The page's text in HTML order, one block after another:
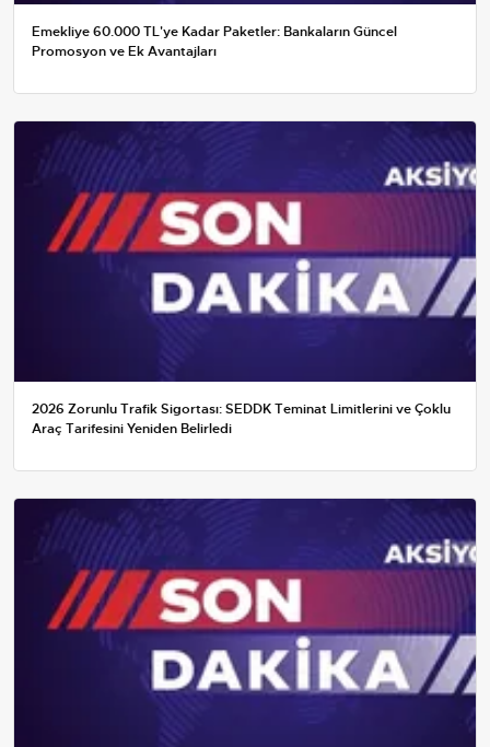
Emekliye 60.000 TL'ye Kadar Paketler: Bankaların Güncel
Promosyon ve Ek Avantajları
2026 Zorunlu Trafik Sigortası: SEDDK Teminat Limitlerini ve Çoklu
Araç Tarifesini Yeniden Belirledi